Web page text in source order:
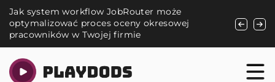
Jak system workflow JobRouter może
optymalizować proces oceny okresowej
pracowników w Twojej firmie
z drugą